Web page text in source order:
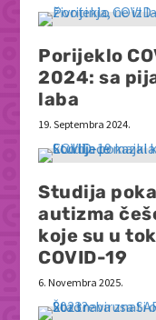
Porijeklo
2024: sa
laba
19. Septembra 2024.
Studija
autizma
koje su u
COVID-19
6. Novembra 2025.